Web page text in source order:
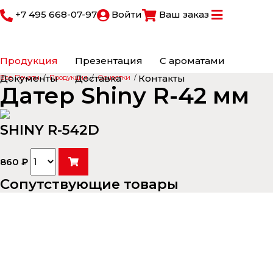
+7 495 668-07-97 Войти Ваш заказ
Продукция Презентация
С ароматами
Документы
Доставка Контакты
Все Печати/Продукция/Оснастки /
Датер Shiny R-42 мм
SHINY R-542D
860 ₽
Сопутствующие товары